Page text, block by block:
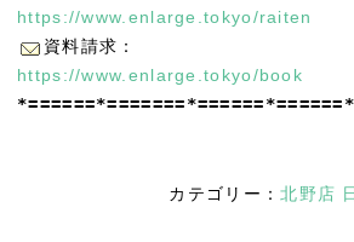
https://www.enlarge.tokyo/raiten
資料請求：
https://www.enlarge.tokyo/book
カテゴリー：北野店